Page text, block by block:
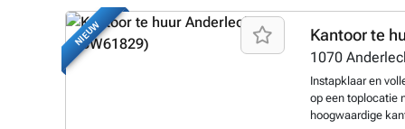
Onmiddellijk
bijkomende
###
Meer weten?
NIEUW Kantoor te
1070
Instapklaar en
op een toplocatie
hoogwaardige